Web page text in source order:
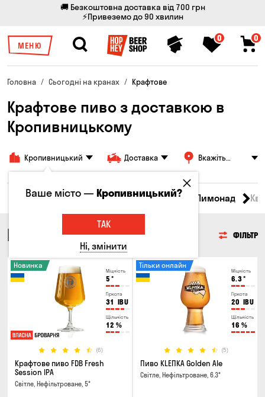
🚚 Безкоштовна доставка від 700 грн
⚡Привеземо до 90 хвилин
МЕНЮ
0 0
Головна Сьогодні на кранах Крафтове
Крафтове пиво з доставкою в
Кропивницькому
Кропивницький Доставка
Вкажіть
Всі товари Пиво Сидр Вино Лимонад
ПИВО ФІЛЬТР
Міцність
5 °
Гіркота
31 IBU
Щільність
12 %
(6)
Новинка
Крафтове пиво FDB Fresh
Session IPA
Світле, Нефільтроване, 5°
Міцність
6.3°
Гіркота
20 IBU
Щільність
16 %
(5)
Тільки онлайн
Пиво KLEПКА Golden Ale
Світле, Нефільтроване, 6.3°
Ваше місто —Кропивницький?
ТАК
Ні, змінити